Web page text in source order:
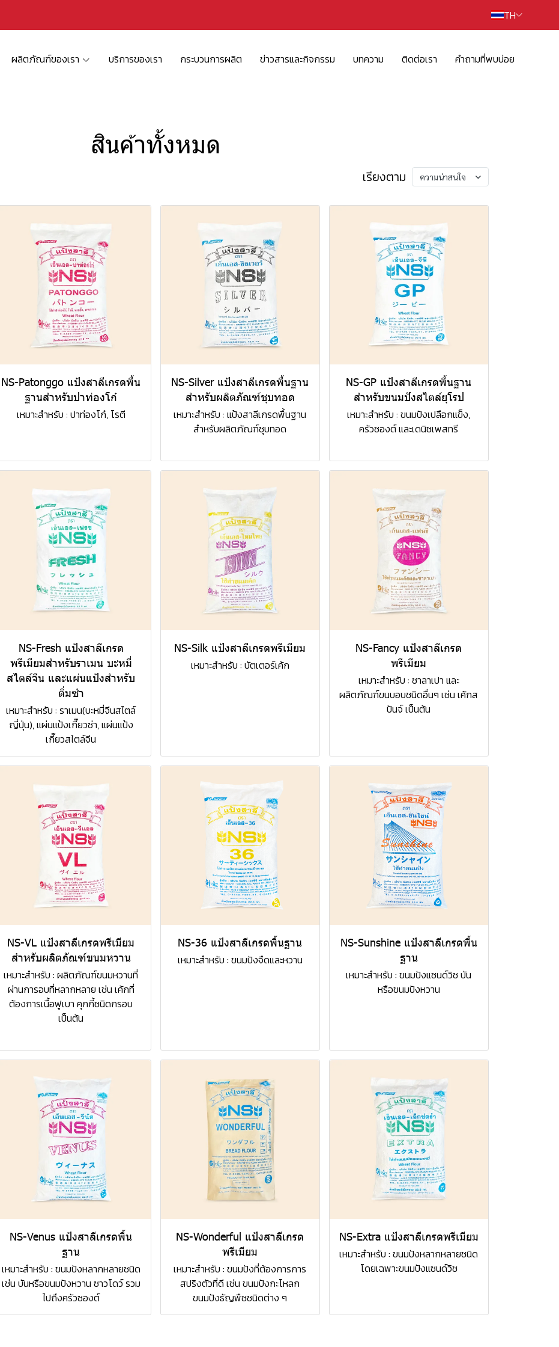
TH
ผลิตภัณฑ์ของเรา บริการของเรา กระบวนการผลิต ข่าวสารและกิจกรรม บทความ ติดต่อเรา คำถามที่พบบ่อย
สินค้าทั้งหมด
เรียงตาม ความน่าสนใจ
NS-Patonggo แป้งสาลีเกรดพื้น
ฐานสำหรับปาท่องโก๋
เหมาะสำหรับ : ปาท่องโก๋, โรตี
NS-Silver แป้งสาลีเกรดพื้นฐาน
สำหรับผลิตภัณฑ์ชุบทอด
เหมาะสำหรับ : แป้งสาลีเกรดพื้นฐาน
สำหรับผลิตภัณฑ์ชุบทอด
NS-GP แป้งสาลีเกรดพื้นฐาน
สำหรับขนมปังสไตล์ยุโรป
เหมาะสำหรับ : ขนมปังเปลือกแข็ง,
ครัวซองต์ และเดนิชเพสทรี
NS-Fresh แป้งสาลีเกรด
พรีเมียมสำหรับราเมน บะหมี่
สไตล์จีน และแผ่นแป้งสำหรับ
ติ่มซำ
เหมาะสำหรับ : ราเมน(บะหมี่จีนสไตล์
ญี่ปุ่น), แผ่นแป้งเกี๊ยวซ่า, แผ่นแป้ง
เกี๊ยวสไตล์จีน
NS-Silk แป้งสาลีเกรดพรีเมียม
เหมาะสำหรับ : บัตเตอร์เค้ก
NS-Fancy แป้งสาลีเกรด
พรีเมียม
เหมาะสำหรับ : ซาลาเปา และ
ผลิตภัณฑ์ขนบอบชนิดอื่นๆ เช่น เค้กส
ปันจ์ เป็นต้น
NS-VL แป้งสาลีเกรดพรีเมียม
สำหรับผลิตภัณฑ์ขนมหวาน
เหมาะสำหรับ : ผลิตภัณฑ์ขนมหวานที่
ผ่านการอบที่หลากหลาย เช่น เค้กที่
ต้องการเนื้อฟูเบา คุกกี้ชนิดกรอบ
เป็นต้น
NS-36 แป้งสาลีเกรดพื้นฐาน
เหมาะสำหรับ : ขนมปังจืดและหวาน
NS-Sunshine แป้งสาลีเกรดพื้น
ฐาน
เหมาะสำหรับ : ขนมปังแซนด์วิช บัน
หรือขนมปังหวาน
NS-Venus แป้งสาลีเกรดพื้น
ฐาน
เหมาะสำหรับ : ขนมปังหลากหลายชนิด
เช่น บันหรือขนมปังหวาน ซาวโดว์ รวม
ไปถึงครัวซองต์
NS-Wonderful แป้งสาลีเกรด
พรีเมียม
เหมาะสำหรับ : ขนมปังที่ต้องการการ
สปริงตัวที่ดี เช่น ขนมปังกะโหลก
ขนมปังธัญพืชชนิดต่าง ๆ
NS-Extra แป้งสาลีเกรดพรีเมียม
เหมาะสำหรับ : ขนมปังหลากหลายชนิด
โดยเฉพาะขนมปังแซนด์วิช